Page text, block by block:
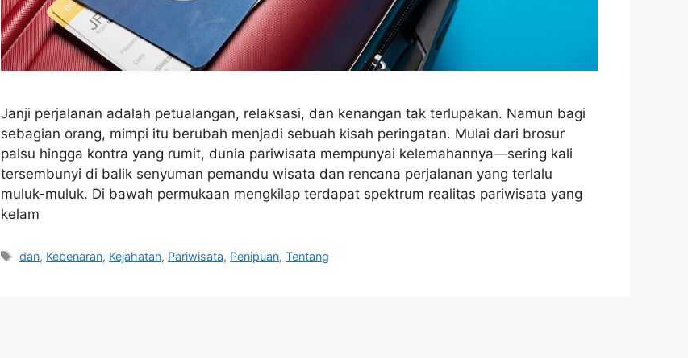
Janji perjalanan adalah petualangan, relaksasi, dan kenangan tak terlupakan. Namun bagi
sebagian orang, mimpi itu berubah menjadi sebuah kisah peringatan. Mulai dari brosur
palsu hingga kontra yang rumit, dunia pariwisata mempunyai kelemahannya—sering kali
tersembunyi di balik senyuman pemandu wisata dan rencana perjalanan yang terlalu
muluk-muluk. Di bawah permukaan mengkilap terdapat spektrum realitas pariwisata yang
kelam
Tags
dan, Kebenaran, Kejahatan, Pariwisata, Penipuan,Tentang